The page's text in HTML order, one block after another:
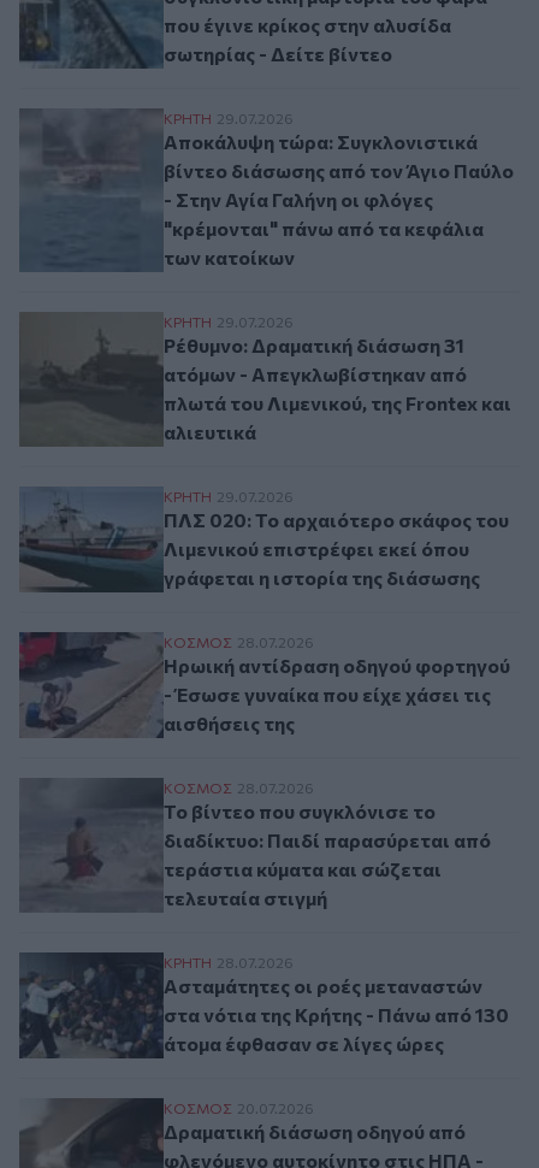
που έγινε κρίκος στην αλυσίδα
σωτηρίας - Δείτε βίντεο
Αποκάλυψη τώρα: Συγκλονιστικά βίντεο
ΚΡΗΤΗ 29.07.2026
Αποκάλυψη τώρα: Συγκλονιστικά
βίντεο διάσωσης από τον Άγιο Παύλο
- Στην Αγία Γαλήνη οι φλόγες
"κρέμονται" πάνω από τα κεφάλια
των κατοίκων
Ρέθυμνο: Δραματική διάσωση 31 ατόμων
ΚΡΗΤΗ 29.07.2026
Ρέθυμνο: Δραματική διάσωση 31
ατόμων - Απεγκλωβίστηκαν από
πλωτά του Λιμενικού, της Frontex και
αλιευτικά
ΠΛΣ 020: Το αρχαιότερο σκάφος του
ΚΡΗΤΗ 29.07.2026
ΠΛΣ 020: Το αρχαιότερο σκάφος του
Λιμενικού επιστρέφει εκεί όπου
γράφεται η ιστορία της διάσωσης
Ηρωική αντίδραση οδηγού φορτηγού -
ΚΟΣΜΟΣ 28.07.2026
Ηρωική αντίδραση οδηγού φορτηγού
- Έσωσε γυναίκα που είχε χάσει τις
αισθήσεις της
Το βίντεο που συγκλόνισε το διαδίκτυο:
ΚΟΣΜΟΣ 28.07.2026
Το βίντεο που συγκλόνισε το
διαδίκτυο: Παιδί παρασύρεται από
τεράστια κύματα και σώζεται
τελευταία στιγμή
Ασταμάτητες οι ροές μεταναστών στα
ΚΡΗΤΗ 28.07.2026
Ασταμάτητες οι ροές μεταναστών
στα νότια της Κρήτης - Πάνω από 130
άτομα έφθασαν σε λίγες ώρες
Δραματική διάσωση οδηγού από
ΚΟΣΜΟΣ 20.07.2026
Δραματική διάσωση οδηγού από
φλεγόμενο αυτοκίνητο στις ΗΠΑ -